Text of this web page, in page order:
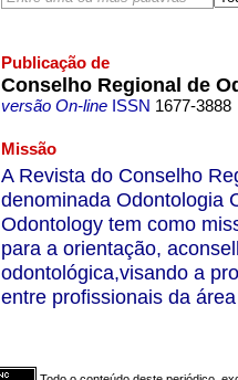
Publicação de
Conselho Regional de
versão On-lineISSN 1677-3888
Missão
A Revista do Conselho
denominada Odontologia
Odontology tem como
para a orientação,
odontológica,visando a
entre profissionais da